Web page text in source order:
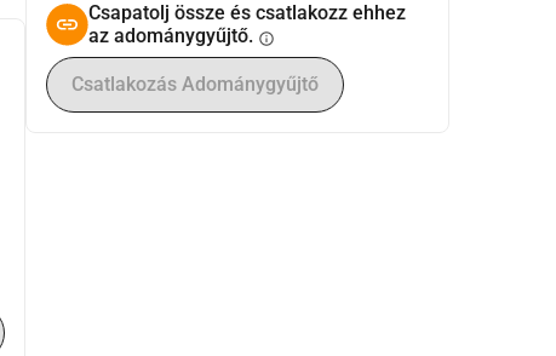
Csapatolj össze és csatlakozz ehhez
az adománygyűjtő. info
Csatlakozás Adománygyűjtő